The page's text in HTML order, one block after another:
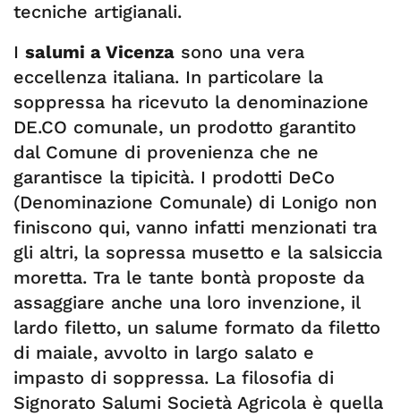
tecniche artigianali.
I salumi a Vicenza sono una vera
eccellenza italiana. In particolare la
soppressa ha ricevuto la denominazione
DE.CO comunale, un prodotto garantito
dal Comune di provenienza che ne
garantisce la tipicità. I prodotti DeCo
(Denominazione Comunale) di Lonigo non
finiscono qui, vanno infatti menzionati tra
gli altri, la sopressa musetto e la salsiccia
moretta. Tra le tante bontà proposte da
assaggiare anche una loro invenzione, il
lardo filetto, un salume formato da filetto
di maiale, avvolto in largo salato e
impasto di soppressa. La filosofia di
Signorato Salumi Società Agricola è quella